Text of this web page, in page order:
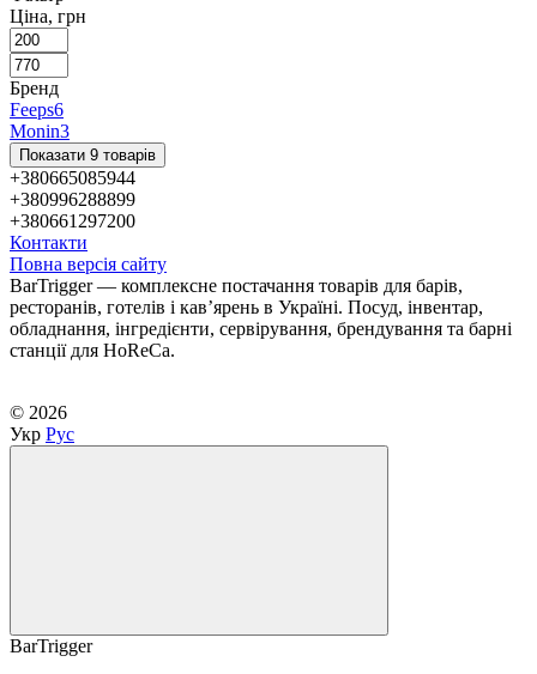
Ціна, грн
Бренд
Feeps6
Monin3
Показати 9 товарів
+380665085944
+380996288899
+380661297200
Контакти
Повна версія сайту
BarTrigger — комплексне постачання товарів для барів,
ресторанів, готелів і кав’ярень в Україні. Посуд, інвентар,
обладнання, інгредієнти, сервірування, брендування та барні
станції для HoReCa.
© 2026
Укр Рус
BarTrigger